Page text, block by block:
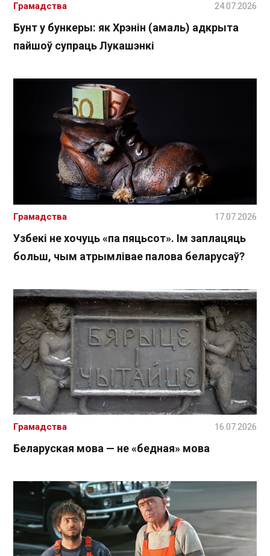
Бунт у бункеры: як Хрэнін (амаль) адкрыта
пайшоў супраць Лукашэнкі
Грамадства 24.07.2026
Узбекі не хочуць «па пяцьсот». Ім заплацяць
больш, чым атрымлівае палова беларусаў?
Грамадства 17.07.2026
Беларуская мова — не «бедная» мова
Грамадства 16.07.2026